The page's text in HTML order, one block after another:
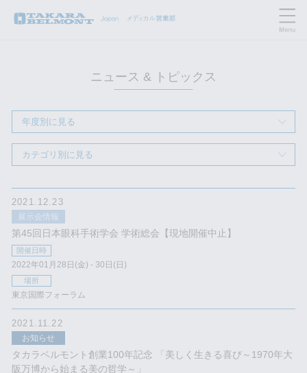
ニュース & トピックス
年度別に見る
カテゴリ別に見る
2021.12.23
展示会情報
第45回日本眼科手術学会 学術総会【現地開催中止】
開催日時
2022年01月28日(金) - 30日(日)
場所
東京国際フォーラム
2021.11.22
お知らせ
タカラベルモント創業100年記念 「美しく生きる喜び～1970年大
阪万博から始まる美の哲学～」